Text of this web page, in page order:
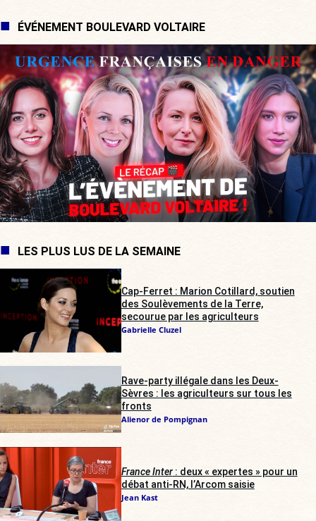
ÉVÉNEMENT BOULEVARD VOLTAIRE
LES PLUS LUS DE LA SEMAINE
Cap-Ferret : Marion Cotillard, soutien
des Soulèvements de la Terre,
secourue par les agriculteurs
Gabrielle Cluzel
Rave-party illégale dans les Deux-
Sèvres : les agriculteurs sur tous les
fronts
Alienor de Pompignan
France Inter: deux « expertes » pour un
débat anti-RN, l’Arcom saisie
Jean Kast